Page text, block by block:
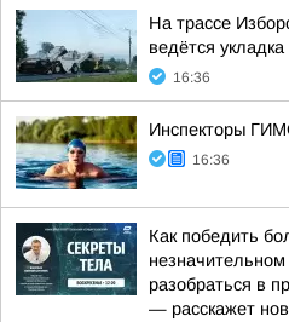
На трассе
ведётся
16:36
Инспекторы
16:36
Как победить
разобраться в
— расскажет